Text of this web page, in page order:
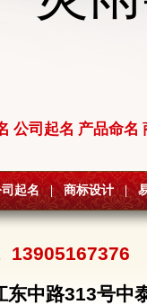
公司起名 产品命名
起名 | 商标设计 |
13905167376
东中路313号中